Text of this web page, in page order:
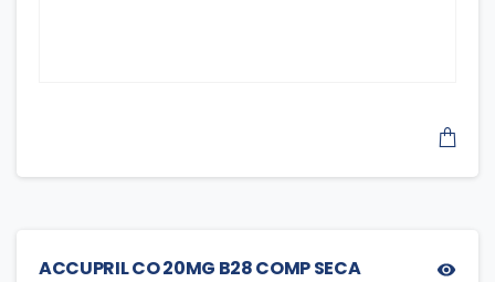
ACCUPRIL CO 20MG B28 COMP SECA